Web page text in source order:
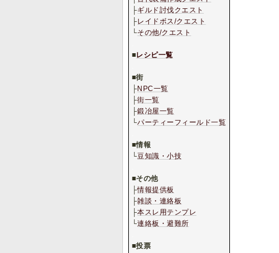
├ギルド討伐クエスト
├レイドボス/クエスト
└その他/クエスト
■レシピ一覧
■街
├NPC一覧
├街一覧
├鍛冶屋一覧
└パーティーフィールド一覧
■情報
└豆知識・小技
■その他
├情報提供板
├雑談・連絡板
├本スレ用テンプレ
└連絡板・避難所
■投票